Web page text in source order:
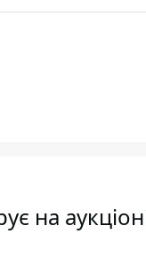
на